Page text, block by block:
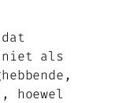
als
hoewel